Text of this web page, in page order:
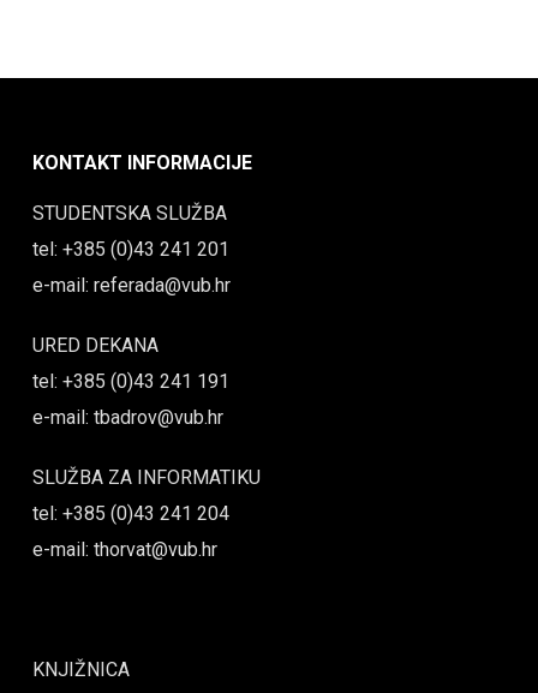
KONTAKT INFORMACIJE
STUDENTSKA SLUŽBA
tel: +385 (0)43 241 201
e-mail: referada@vub.hr
URED DEKANA
tel: +385 (0)43 241 191
e-mail: tbadrov@vub.hr
SLUŽBA ZA INFORMATIKU
tel: +385 (0)43 241 204
e-mail: thorvat@vub.hr
KNJIŽNICA